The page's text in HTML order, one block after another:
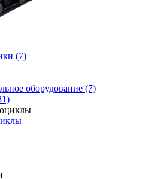
(7)
оборудование (7)